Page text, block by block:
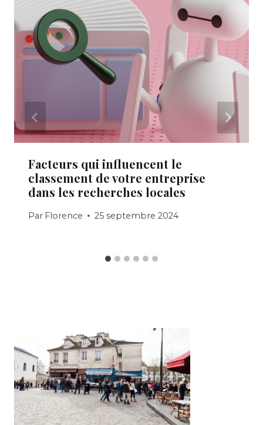
Facteurs qui influencent le
classement de votre entreprise
dans les recherches locales
Par Florence 25 septembre 2024